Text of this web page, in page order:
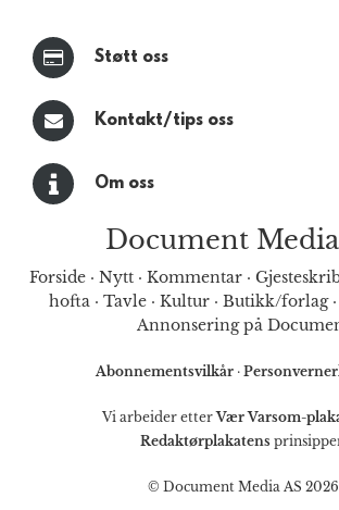
Støtt oss
Kontakt/tips oss
Om oss
Document
Forside · Nytt · Kommentar ·
hofta· Tavle· Kultur· Butikk/forlag·
Annonsering på
Abonnementsvilkår ·
Vi arbeider etterVær Varsom-
Redaktørplakatens
© Document Media AS 2026